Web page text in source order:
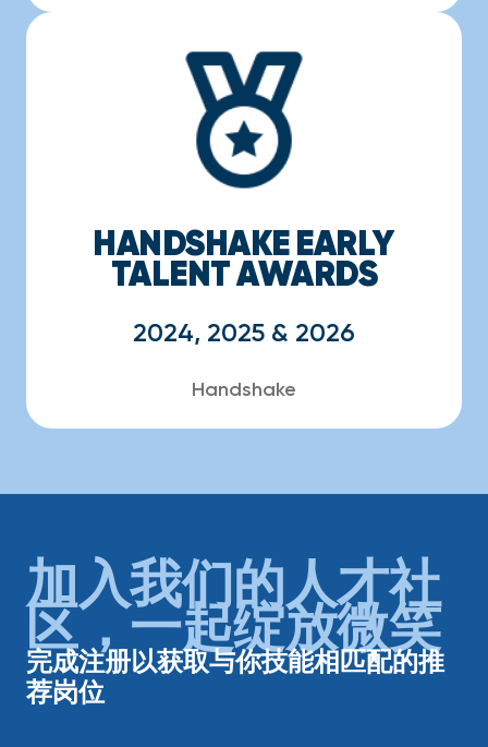
HANDSHAKE EARLY
TALENT AWARDS
2024, 2025 & 2026
Handshake
加入我们的人才社
区，一起绽放微笑
完成注册以获取与你技能相匹配的推
荐岗位